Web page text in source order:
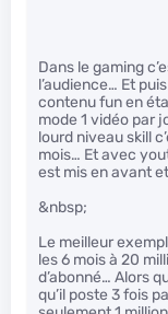
Dans le gaming
l’audience… Et
contenu fun en
mode 1 vidéo par
lourd niveau skill
mois… Et avec
est mis en avant
&nbsp;
Le meilleur
les 6 mois à 20
d’abonné… Alors
qu’il poste 3 fois